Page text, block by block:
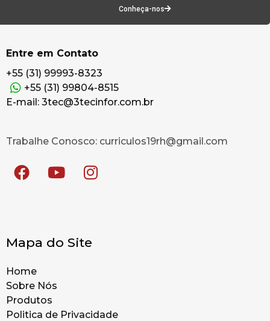
Conheça-nos
Entre em Contato
+55 (31) 99993-8323
+55 (31) 99804-8515
E-mail: 3tec@3tecinfor.com.br
Trabalhe Conosco: curriculos19rh@gmail.com
Mapa do Site
Home
Sobre Nós
Produtos
Politica de Privacidade